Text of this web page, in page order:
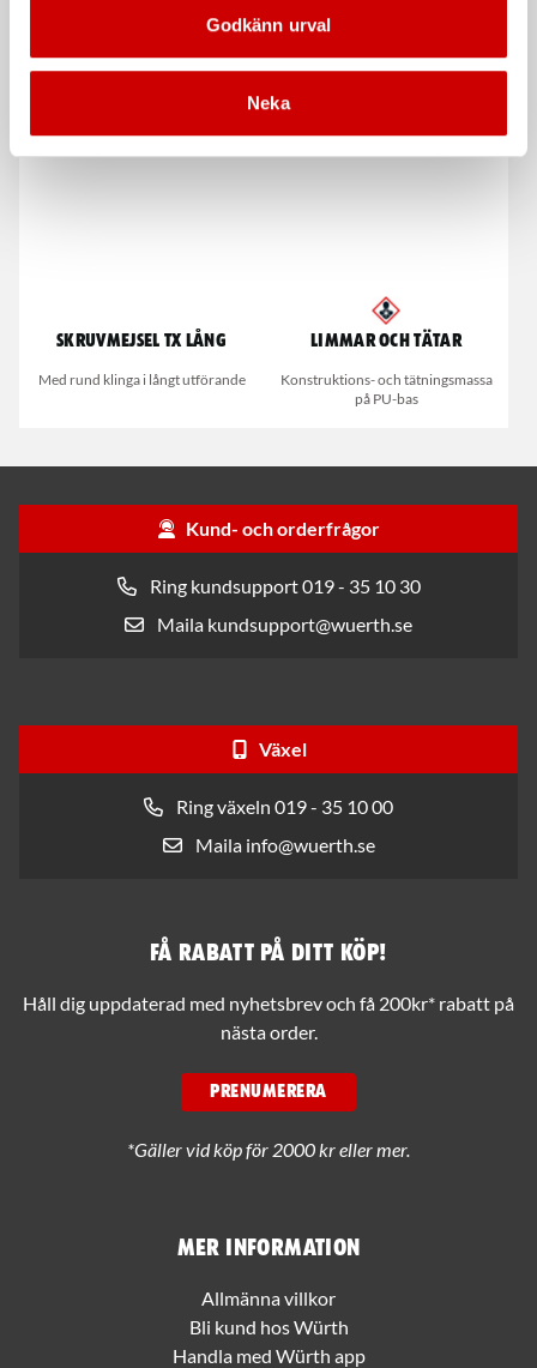
Godkänn urval
Neka
Skruvmejsel TX lång
Med rund klinga i långt utförande
Limmar och Tätar
Konstruktions- och tätningsmassa
på PU-bas
Kund- och orderfrågor
Ring kundsupport 019 - 35 10 30
Maila kundsupport@wuerth.se
Växel
Ring växeln 019 - 35 10 00
Maila info@wuerth.se
Mer information
Allmänna villkor
Bli kund hos Würth
Handla med Würth app
Få rabatt på ditt köp!
Håll dig uppdaterad med nyhetsbrev och få 200kr* rabatt på
nästa order.
PRENUMERERA
*Gäller vid köp för 2000 kr eller mer.